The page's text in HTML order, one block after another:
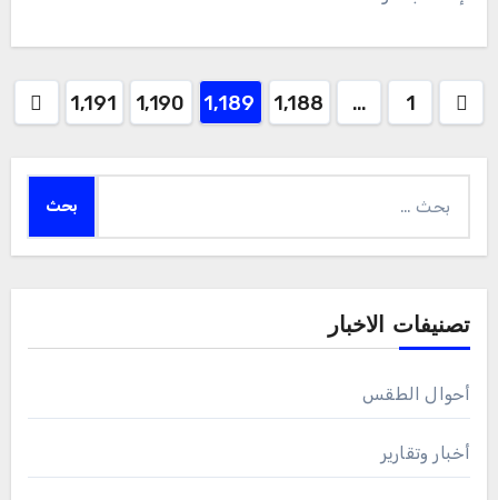
Posts
1
… 1٬188 1٬189 1٬190 1٬191
عن:
تصنيفات الاخبار
أحوال الطقس
أخبار وتقارير